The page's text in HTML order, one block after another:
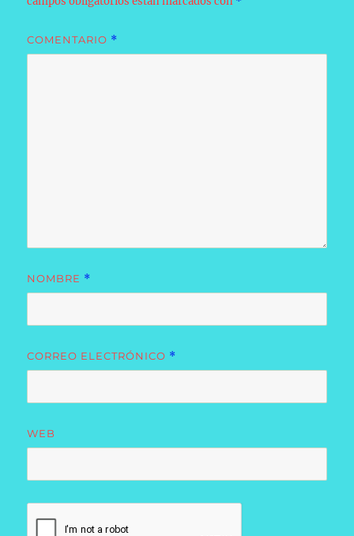
COMENTARIO *
NOMBRE *
CORREO ELECTRÓNICO *
WEB